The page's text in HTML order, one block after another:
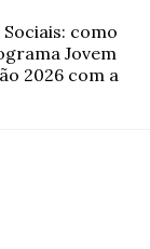
como
Jovem
2026 com a